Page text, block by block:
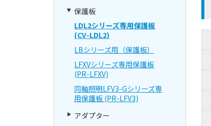
保護板
LDL2シリーズ専用保護板
(CV-LDL2)
LBシリーズ用（保護板）
LFXVシリーズ専用保護板
(PR-LFXV)
同軸照明LFV3-Gシリーズ専
用保護板 (PR-LFV3)
アダプター